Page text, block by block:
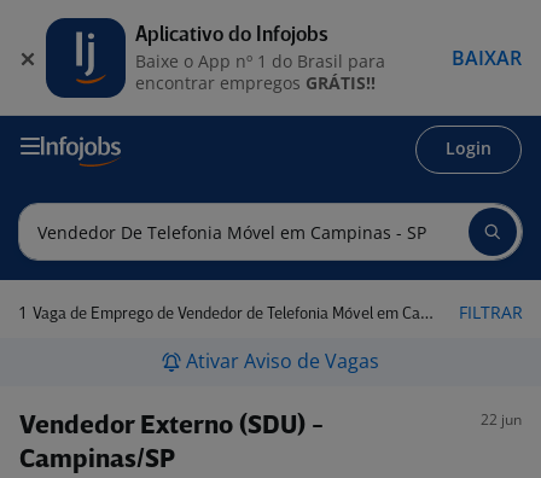
Login
1 Vaga de Emprego de Vendedor de Telefonia Móvel em Campinas - SP FILTRAR
Ativar Aviso de Vagas
Vendedor Externo (SDU) -
Campinas/SP
22 jun
Aplicativo do Infojobs
Baixe o App nº 1 do Brasil para
encontrar empregos GRÁTIS!!
BAIXAR